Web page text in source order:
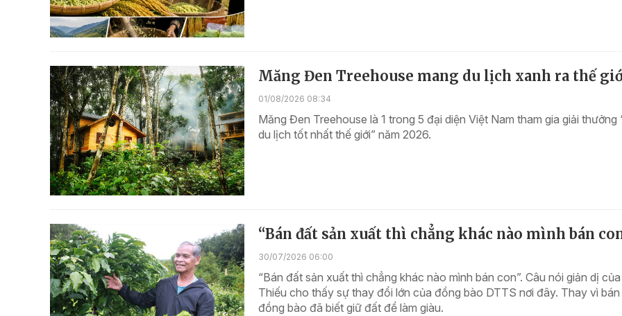
Măng Đen Treehouse mang du lịch xanh ra thế
01/08/2026 08:34
Măng Đen Treehouse là 1 trong 5 đại diện Việt Nam tham gia giải thưởng
du lịch tốt nhất thế giới” năm 2026.
“Bán đất sản xuất thì chẳng khác nào mình bán
30/07/2026 06:00
“Bán đất sản xuất thì chẳng khác nào mình bán con”. Câu nói giản dị
Thiếu cho thấy sự thay đổi lớn của đồng bào DTTS nơi đây. Thay vì bán
đồng bào đã biết giữ đất để làm giàu.